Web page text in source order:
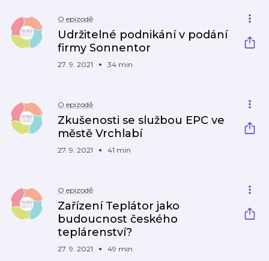
O epizodě
Udržitelné podnikání v podání
firmy Sonnentor
27. 9. 2021 34 min
O epizodě
Zkušenosti se službou EPC ve
městě Vrchlabí
27. 9. 2021 41 min
O epizodě
Zařízení Teplátor jako
budoucnost českého
teplárenství?
27. 9. 2021 49 min